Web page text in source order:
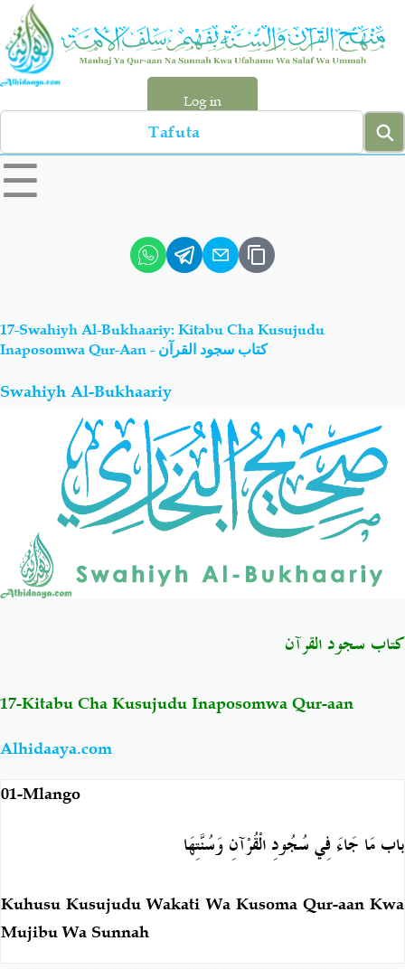
Skip
main
content
Log in
Search
left
sidebar
☰
Hadiyth
Aqiydah Manhaj
Shirki & Kufru
Salaf Wa Ummah Firaq-Makundi
Fiqh-Ibaadah Duaa-Adhkaar
Fataawa Za Ulamaa Kauli Za Salaf
17-Swahiyh Al-Bukhaariy: Kitabu Cha Kusujudu
Inaposomwa Qur-Aan - كتاب سجود القرآن
Swahiyh Al-Bukhaariy
كتاب سجود القرآن
17-Kitabu Cha Kusujudu Inaposomwa Qur-aan
Alhidaaya.com
01-Mlango
باب مَا جَاءَ فِي سُجُودِ الْقُرْآنِ وَسُنَّتِهَا
Kuhusu Kusujudu Wakati Wa Kusoma Qur-aan Kwa
Mujibu Wa Sunnah